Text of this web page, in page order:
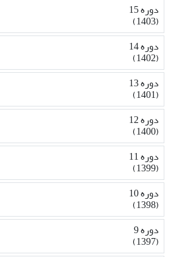
دوره 15
(1403)
دوره 14
(1402)
دوره 13
(1401)
دوره 12
(1400)
دوره 11
(1399)
دوره 10
(1398)
دوره 9
(1397)